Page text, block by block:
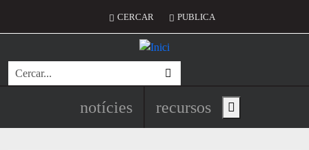
Menú del compte d'usuari
CERCAR PUBLICA
Cerca
Navegació principal de
notícies recursos Show main menu